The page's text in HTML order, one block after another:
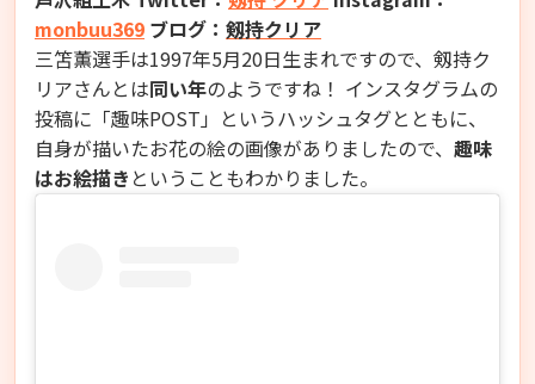
monbuu369 ブログ： 剱持クリア
三笘薫選手は1997年5月20日生まれですので、剱持ク
リアさんとは同い年のようですね！ インスタグラムの
投稿に「趣味POST」というハッシュタグとともに、
自身が描いたお花の絵の画像がありましたので、 趣味
はお絵描き ということもわかりました。